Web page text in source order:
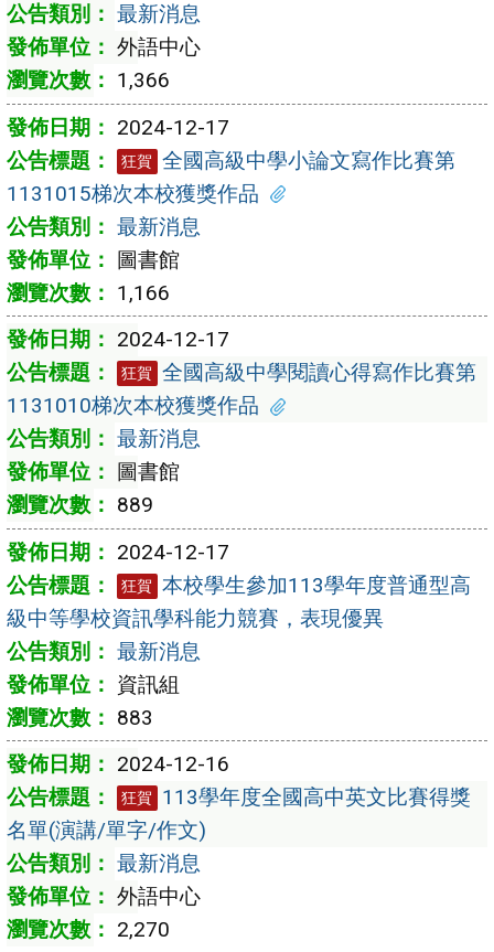
最新消息
外語中心
1,366
2024-12-17
狂賀 全國高級中學小論文寫作比賽第
1131015梯次本校獲獎作品
最新消息
圖書館
1,166
2024-12-17
狂賀 全國高級中學閱讀心得寫作比賽第
1131010梯次本校獲獎作品
最新消息
圖書館
889
2024-12-17
狂賀 本校學生參加113學年度普通型高
級中等學校資訊學科能力競賽，表現優異
最新消息
資訊組
883
2024-12-16
狂賀
113學年度全國高中英文比賽得獎
名單(演講/單字/作文)
最新消息
外語中心
2,270